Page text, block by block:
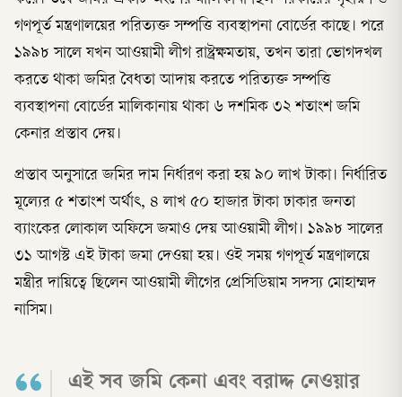
গণপূর্ত মন্ত্রণালয়ের পরিত্যক্ত সম্পত্তি ব্যবস্থাপনা বোর্ডের কাছে। পরে
১৯৯৮ সালে যখন আওয়ামী লীগ রাষ্ট্রক্ষমতায়, তখন তারা ভোগদখল
করতে থাকা জমির বৈধতা আদায় করতে পরিত্যক্ত সম্পত্তি
ব্যবস্থাপনা বোর্ডের মালিকানায় থাকা ৬ দশমিক ৩২ শতাংশ জমি
কেনার প্রস্তাব দেয়।
প্রস্তাব অনুসারে জমির দাম নির্ধারণ করা হয় ৯০ লাখ টাকা। নির্ধারিত
মূল্যের ৫ শতাংশ অর্থাৎ, ৪ লাখ ৫০ হাজার টাকা ঢাকার জনতা
ব্যাংকের লোকাল অফিসে জমাও দেয় আওয়ামী লীগ। ১৯৯৮ সালের
৩১ আগস্ট এই টাকা জমা দেওয়া হয়। ওই সময় গণপূর্ত মন্ত্রণালয়ে
মন্ত্রীর দায়িত্বে ছিলেন আওয়ামী লীগের প্রেসিডিয়াম সদস্য মোহাম্মদ
নাসিম।
এই সব জমি কেনা এবং বরাদ্দ নেওয়ার